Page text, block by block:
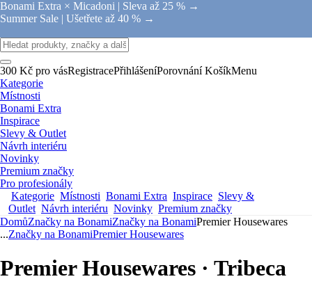
Bonami Extra × Micadoni | Sleva až 25 % →
Summer Sale | Ušetřete až 40 % →
300 Kč pro vásRegistracePřihlášeníPorovnání KošíkMenu
Kategorie
Místnosti
Bonami Extra
Inspirace
Slevy & Outlet
Návrh interiéru
Novinky
Premium značky
Pro profesionály
Kategorie Místnosti Bonami Extra Inspirace Slevy &
Outlet Návrh interiéru Novinky Premium značky
DomůZnačky na BonamiZnačky na BonamiPremier Housewares
...Značky na BonamiPremier Housewares
Premier Housewares · Tribeca